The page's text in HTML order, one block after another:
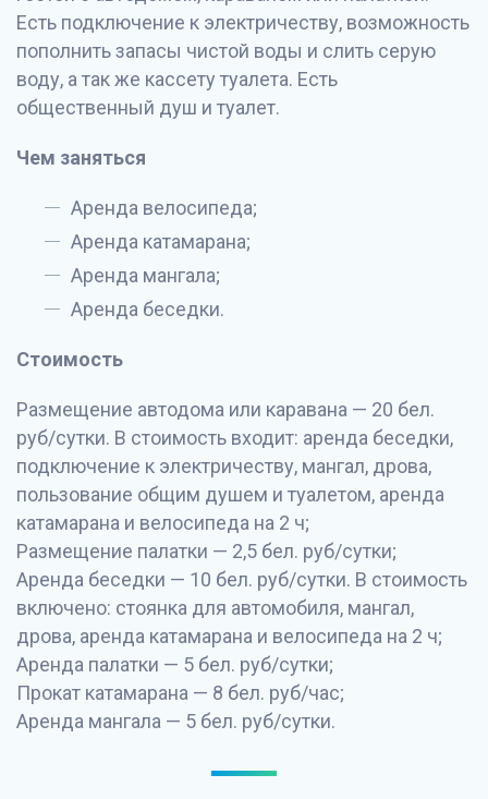
Есть подключение к электричеству, возможность
пополнить запасы чистой воды и слить серую
воду, а так же кассету туалета. Есть
общественный душ и туалет.
Чем заняться
Аренда велосипеда;
Аренда катамарана;
Аренда мангала;
Аренда беседки.
Стоимость
Размещение автодома или каравана — 20 бел.
руб/сутки. В стоимость входит: аренда беседки,
подключение к электричеству, мангал, дрова,
пользование общим душем и туалетом, аренда
катамарана и велосипеда на 2 ч;
Размещение палатки — 2,5 бел. руб/сутки;
Аренда беседки — 10 бел. руб/сутки. В стоимость
включено: стоянка для автомобиля, мангал,
дрова, аренда катамарана и велосипеда на 2 ч;
Аренда палатки — 5 бел. руб/сутки;
Прокат катамарана — 8 бел. руб/час;
Аренда мангала — 5 бел. руб/сутки.